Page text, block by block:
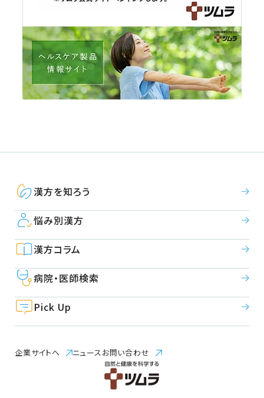
漢方を知ろう
悩み別漢方
漢方コラム
病院・医師検索
Pick Up
企業サイトへ ニュースお問い合わせ